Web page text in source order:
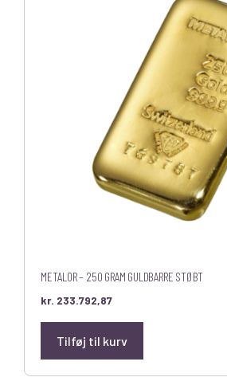
METALOR – 250 GRAM GULDBARRE STØBT
kr. 233.792,87
Tilføj til kurv